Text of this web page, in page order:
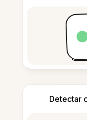
Detectar